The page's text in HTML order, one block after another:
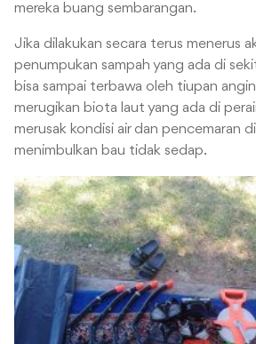
mereka buang sembarangan.
Jika dilakukan secara terus menerus
penumpukan sampah yang ada di
bisa sampai terbawa oleh tiupan
merugikan biota laut yang ada di
merusak kondisi air dan pencemaran
menimbulkan bau tidak sedap.